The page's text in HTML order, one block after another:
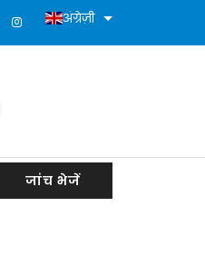
अंग्रेज़ी
जांच भेजें